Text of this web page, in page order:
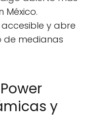
México.
y abre
de medianas
y